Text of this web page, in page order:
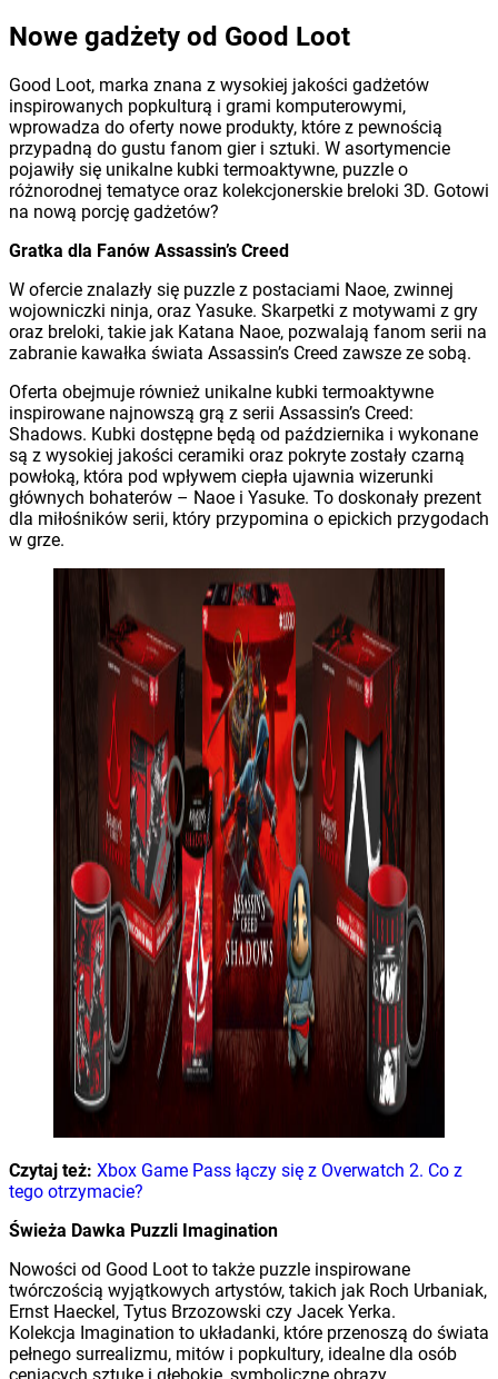
Nowe gadżety od Good Loot
Good Loot, marka znana z wysokiej jakości gadżetów
inspirowanych popkulturą i grami komputerowymi,
wprowadza do oferty nowe produkty, które z pewnością
przypadną do gustu fanom gier i sztuki. W asortymencie
pojawiły się unikalne kubki termoaktywne, puzzle o
różnorodnej tematyce oraz kolekcjonerskie breloki 3D. Gotowi
na nową porcję gadżetów?
Gratka dla Fanów Assassin’s Creed
W ofercie znalazły się puzzle z postaciami Naoe, zwinnej
wojowniczki ninja, oraz Yasuke. Skarpetki z motywami z gry
oraz breloki, takie jak Katana Naoe, pozwalają fanom serii na
zabranie kawałka świata Assassin’s Creed zawsze ze sobą.
Oferta obejmuje również unikalne kubki termoaktywne
inspirowane najnowszą grą z serii Assassin’s Creed:
Shadows. Kubki dostępne będą od października i wykonane
są z wysokiej jakości ceramiki oraz pokryte zostały czarną
powłoką, która pod wpływem ciepła ujawnia wizerunki
głównych bohaterów – Naoe i Yasuke. To doskonały prezent
dla miłośników serii, który przypomina o epickich przygodach
w grze.
Czytaj też: Xbox Game Pass łączy się z Overwatch 2. Co z
tego otrzymacie?
Świeża Dawka Puzzli Imagination
Nowości od Good Loot to także puzzle inspirowane
twórczością wyjątkowych artystów, takich jak Roch Urbaniak,
Ernst Haeckel, Tytus Brzozowski czy Jacek Yerka.
Kolekcja Imagination to układanki, które przenoszą do świata
pełnego surrealizmu, mitów i popkultury, idealne dla osób
ceniących sztukę i głębokie, symboliczne obrazy.